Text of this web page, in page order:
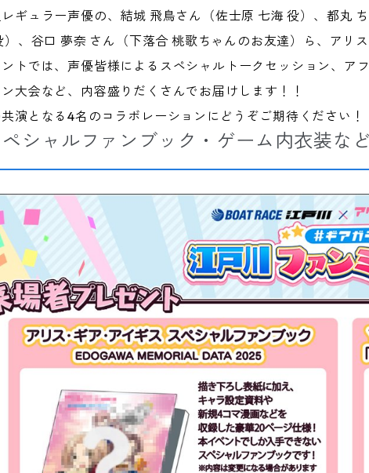
ギュラー声優の、結城 飛鳥さん（佐士原 七海 役）、都丸
）、谷口 夢奈 さん（下落合 桃歌ちゃんのお友達）ら、アリ
トでは、声優皆様によるスペシャルトークセッション、ア
ン大会など、内容盛りだくさんでお届けします！！
演となる4名のコラボレーションにどうぞご期待ください！
ペシャルファンブック・ゲーム内衣装な